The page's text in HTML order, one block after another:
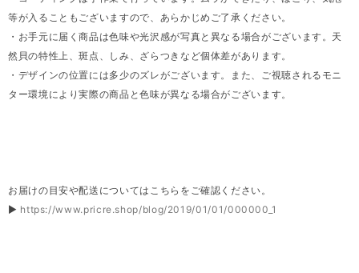
等が入ることもございますので、あらかじめご了承ください。
・お手元に届く商品は色味や光沢感が写真と異なる場合がございます。天
然貝の特性上、斑点、しみ、ざらつきなど個体差があります。
・デザインの位置には多少のズレがございます。また、ご視聴されるモニ
ター環境により実際の商品と色味が異なる場合がございます。
お届けの目安や配送についてはこちらをご確認ください。
▶ https://www.pricre.shop/blog/2019/01/01/000000_1